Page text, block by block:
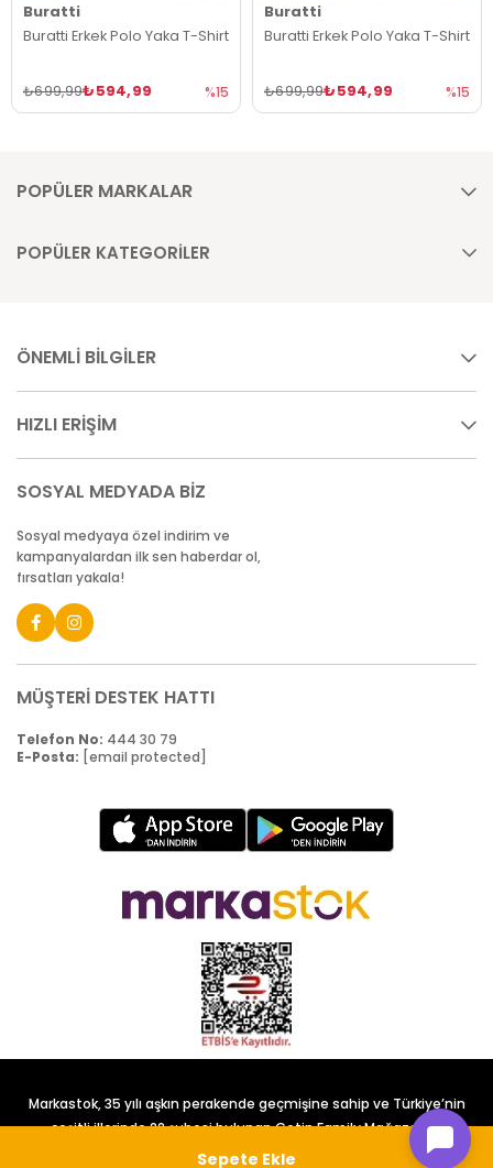
Buratti
Buratti Erkek Polo Yaka T-Shirt
₺594,99
₺699,99 %15
Buratti
Buratti Erkek Polo Yaka T-Shirt
₺594,99
₺699,99 %15
POPÜLER MARKALAR
POPÜLER KATEGORİLER
ÖNEMLİ BİLGİLER
HIZLI ERİŞİM
SOSYAL MEDYADA BİZ
Sosyal medyaya özel indirim ve
kampanyalardan ilk sen haberdar ol,
fırsatları yakala!
MÜŞTERİ DESTEK HATTI
Telefon No: 444 30 79
E-Posta: [email protected]
Markastok, 35 yılı aşkın perakende geçmişine sahip ve Türkiye’nin
çeşitli illerinde 22 şubesi bulunan Çetin Family Mağazacılık
tarafından kurulmuştur.